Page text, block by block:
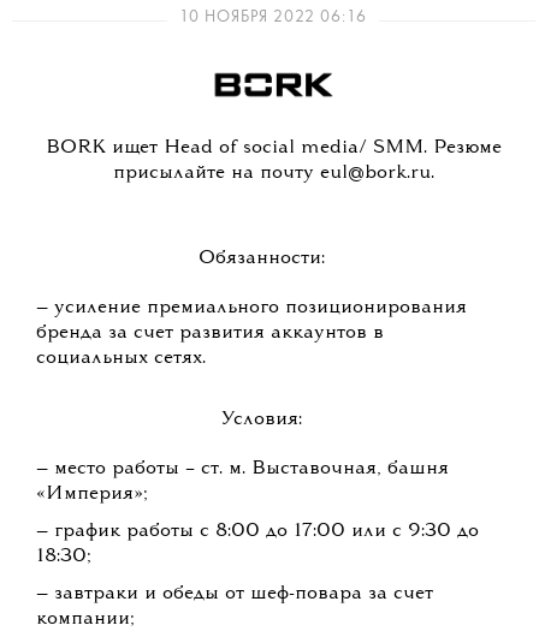
10 НОЯБРЯ 2022 06:16
BORK ищет Head of social media/ SMM. Резюме
присылайте на почту eul@bork.ru.
Обязанности:
— усиление премиального позиционирования
бренда за счет развития аккаунтов в
социальных сетях.
Условия:
— место работы – ст. м. Выставочная, башня
«Империя»;
— график работы с 8:00 до 17:00 или с 9:30 до
18:30;
— завтраки и обеды от шеф-повара за счет
компании;